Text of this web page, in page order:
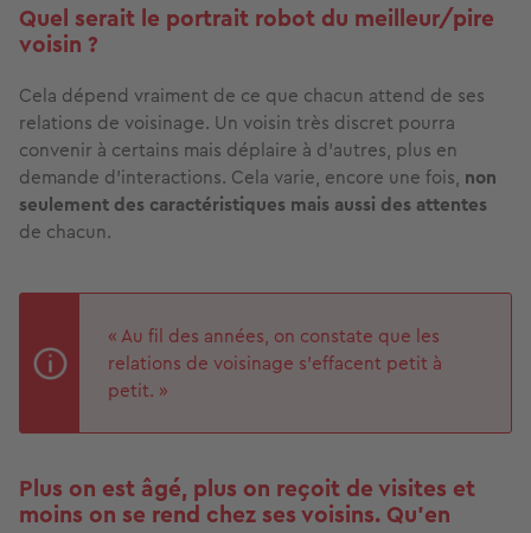
Quel serait le portrait robot du meilleur/pire
voisin ?
Cela dépend vraiment de ce que chacun attend de ses
relations de voisinage. Un voisin très discret pourra
convenir à certains mais déplaire à d’autres, plus en
demande d’interactions. Cela varie, encore une fois, non
seulement des caractéristiques mais aussi des attentes
de chacun.
« Au fil des années, on constate que les
relations de voisinage s’effacent petit à
petit. »
Plus on est âgé, plus on reçoit de visites et
moins on se rend chez ses voisins. Qu’en